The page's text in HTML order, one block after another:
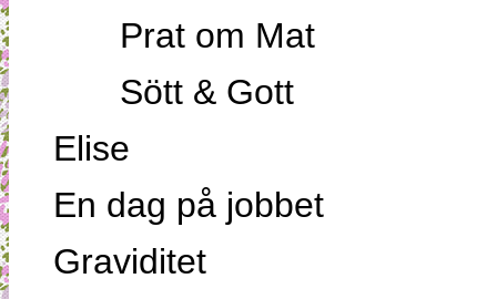
Prat om Mat
Sött & Gott
Elise
En dag på jobbet
Graviditet